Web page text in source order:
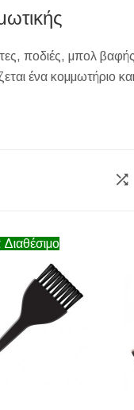
ποδιές, μπολ
ένα κομμωτήριο